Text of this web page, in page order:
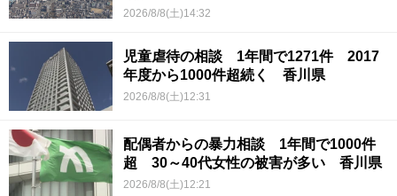
2026/8/8(土)14:32
児童虐待の相談 1年間で1271件 2017
年度から1000件超続く 香川県
2026/8/8(土)12:31
配偶者からの暴力相談 1年間で1000件
超 30～40代女性の被害が多い 香川県
2026/8/8(土)12:21